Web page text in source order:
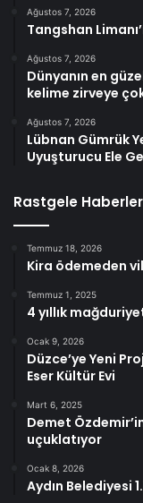
Ağustos 7, 2026
Tangshan
Ağustos 7, 2026
Dünyanın en
kelime zirveye
Ağustos 7, 2026
Lübnan Gümrük
Uyuşturucu Ele
Rastgele Haberler
Temmuz 18, 2026
Kira ödemeden
Temmuz 1, 2025
4 yıllık
Ocak 9, 2026
Düzce’ye Yeni
Eser Kültür Evi
Mart 6, 2025
Demet
uçuklatıyor
Ocak 8, 2026
Aydın Belediyesi